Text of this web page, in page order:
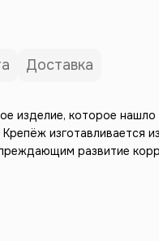
Доставка
изделие, которое
Крепёж изготавливается
развитие